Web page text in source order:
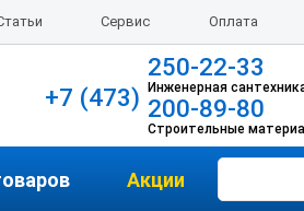
Сервис Оплата
+7 (473)
250-22-33
Инженерная
200-89-80
Строительные
Акции